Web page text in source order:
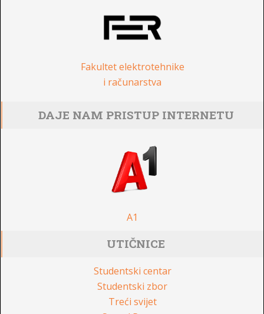
Fakultet elektrotehnike
i računarstva
DAJE NAM PRISTUP INTERNETU
A1
UTIČNICE
Studentski centar
Studentski zbor
Treći svijet